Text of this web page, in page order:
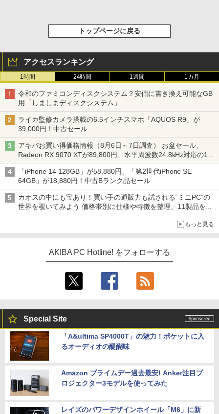
トップページに戻る
アクセスランキング
1時間 24時間 1週間 1カ月
令和のファミコンディスクシステム？安価に書き換え可能なGB
用「しましまディスクシステム」
ライカ監修カメラ搭載の6.5インチスマホ「AQUOS R9」が
39,000円！中古セール
アキバお買い得価格情報（8月6日～7日調査） お盆セール、
Radeon RX 9070 XTが89,800円、水平周波数24.8kHz対応の17
型モニターが9,801円、暑さ指数連動セール ほか
「iPhone 14 128GB」が58,880円、「第2世代iPhone SE
64GB」が18,880円！中古Bランク品セール
カオスの中にも宝あり！買い手の通販力も試される“ミニPC”の
世界を覗いてみよう 価格帯別に仕様や特徴を整理、11製品をピ
もっと見る
AKIBA PC Hotline! をフォローする
Special Site
「A&ultima SP4000T」の魅力！ポケットに入
るオーディオの醍醐味
Amazon プライムデー過去最安! Anker注目プ
ロジェクター3モデルを使ってみた
レイズのパワーデザインホイール「M6」に新